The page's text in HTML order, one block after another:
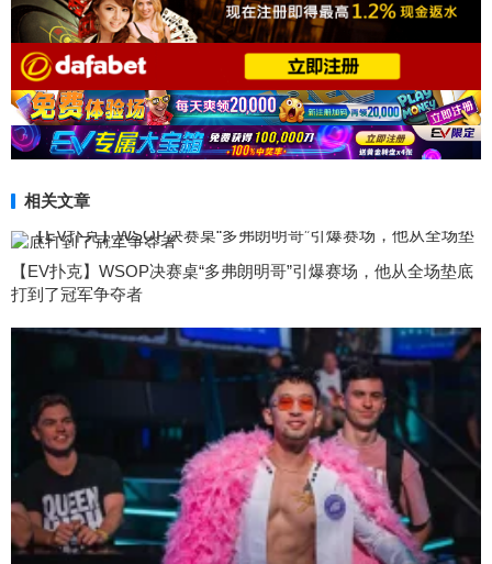
相关文章
【EV扑克】WSOP决赛桌“多弗朗明哥”引爆赛场，他从全场垫底
打到了冠军争夺者